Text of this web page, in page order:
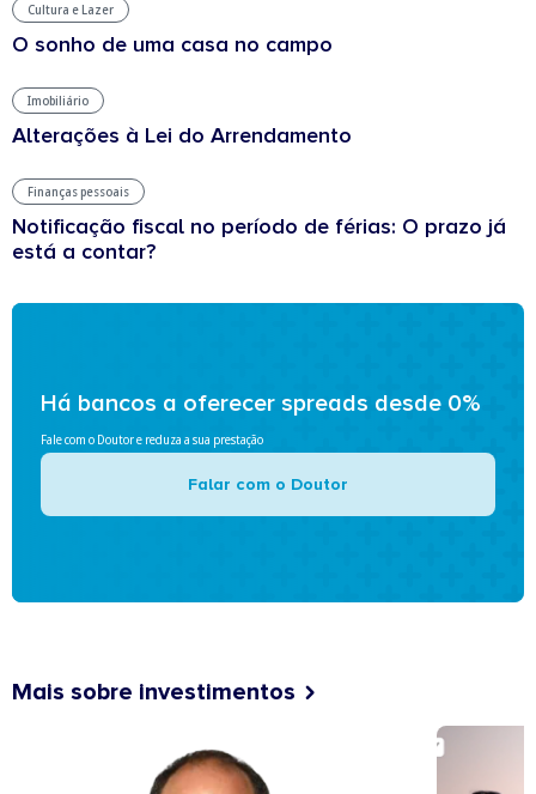
Cultura e Lazer
O sonho de uma casa no campo
Imobiliário
Alterações à Lei do Arrendamento
Finanças pessoais
Notificação fiscal no período de férias: O prazo já
está a contar?
Há bancos a oferecer spreads desde 0%
Fale com o Doutor e reduza a sua prestação
Falar com o Doutor
Mais sobre investimentos